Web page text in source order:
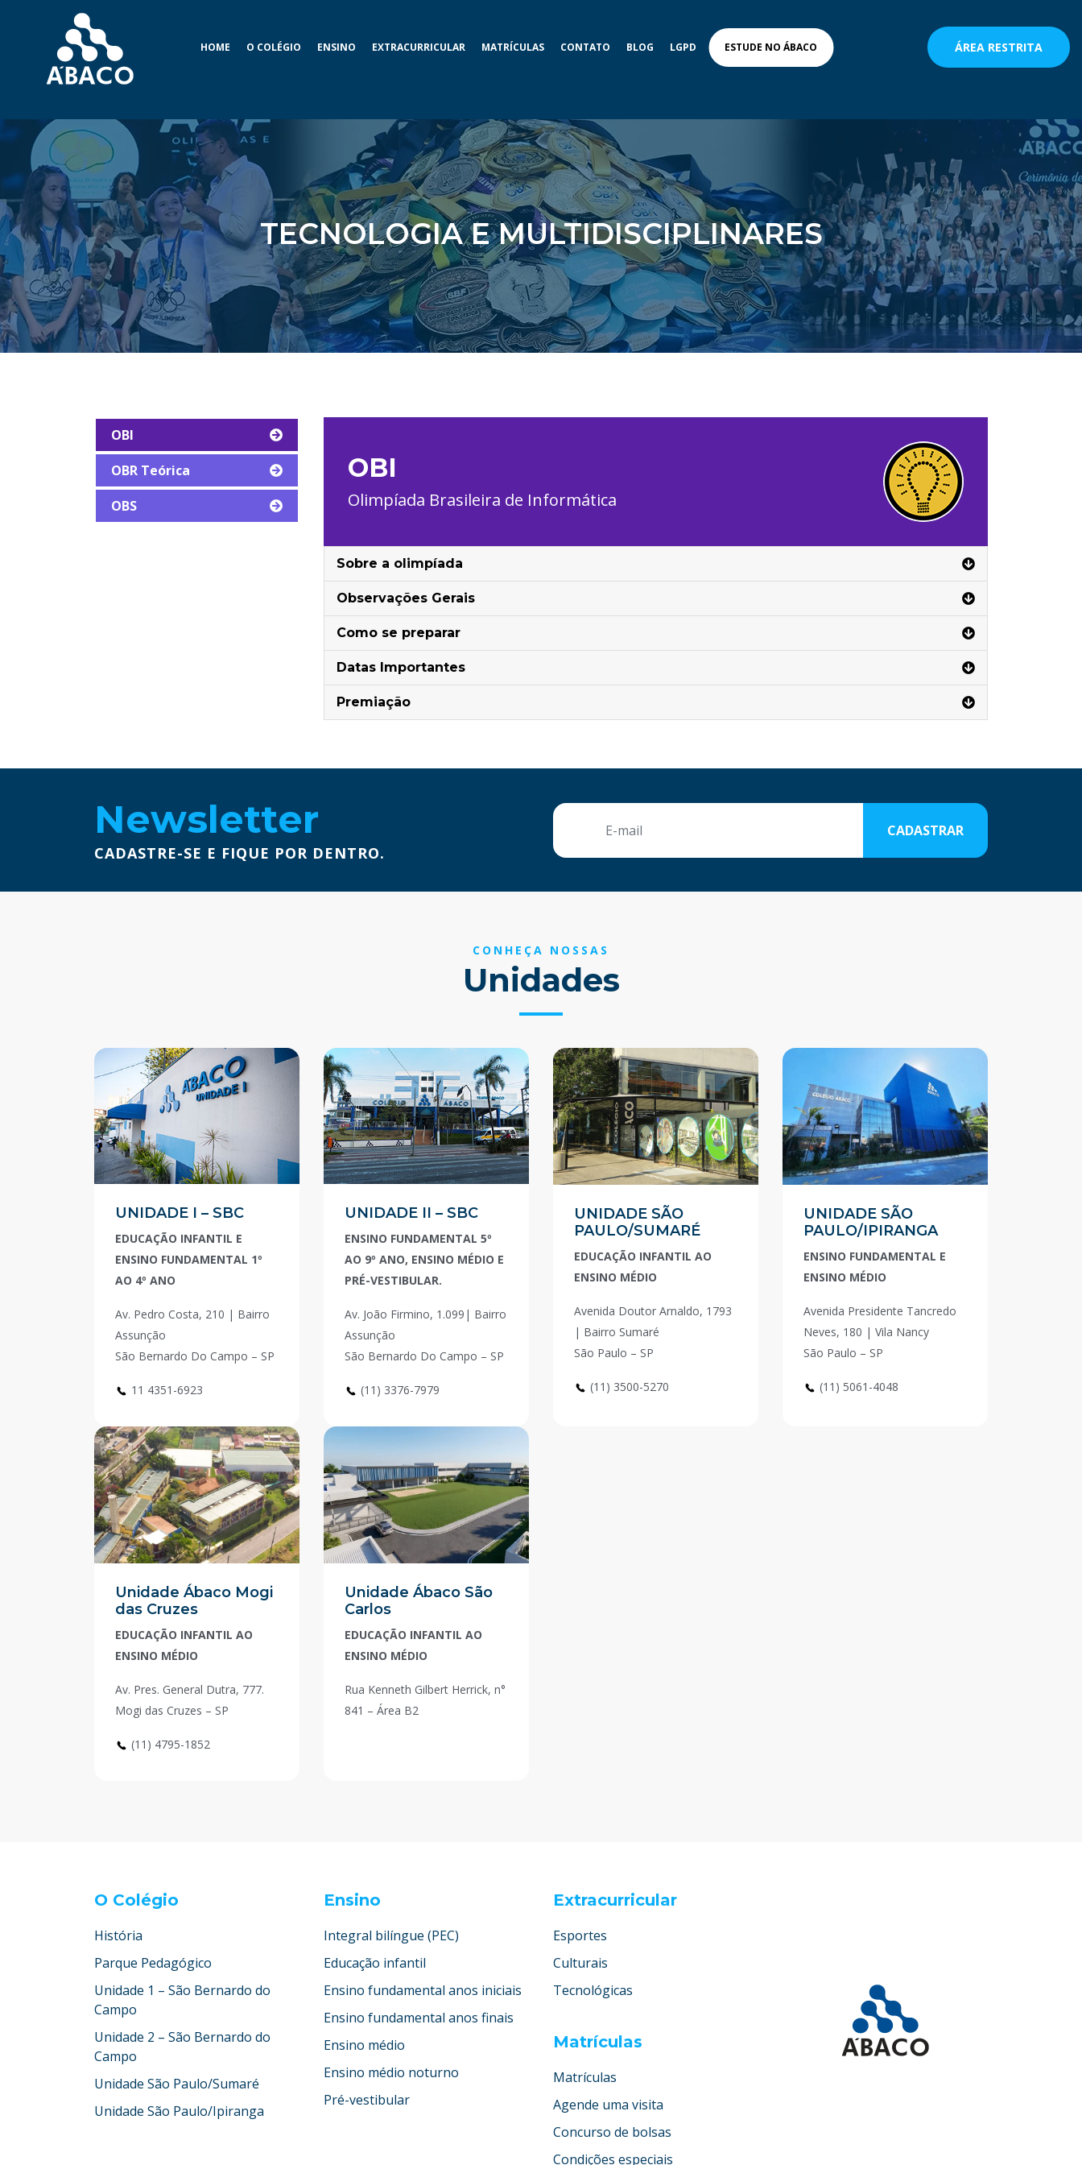
HOME O COLÉGIO ENSINO EXTRACURRICULAR MATRÍCULAS CONTATO BLOG LGPD ESTUDE NO ÁBACO ÁREA RESTRITA
TECNOLOGIA E MULTIDISCIPLINARES
OBI
OBR Teórica
OBS
OBI
Olimpíada Brasileira de Informática
Sobre a olimpíada
Observações Gerais
Como se preparar
Datas Importantes
Premiação
Newsletter
CADASTRE-SE E FIQUE POR DENTRO.
CADASTRAR
CONHEÇA NOSSAS
Unidades
UNIDADE I – SBC
EDUCAÇÃO INFANTIL E
ENSINO FUNDAMENTAL 1º
AO 4º ANO
Av. Pedro Costa, 210 | Bairro
Assunção
São Bernardo Do Campo – SP
11 4351-6923
UNIDADE II – SBC
ENSINO FUNDAMENTAL 5º
AO 9º ANO, ENSINO MÉDIO E
PRÉ-VESTIBULAR.
Av. João Firmino, 1.099| Bairro
Assunção
São Bernardo Do Campo – SP
(11) 3376-7979
UNIDADE SÃO
PAULO/SUMARÉ
EDUCAÇÃO INFANTIL AO
ENSINO MÉDIO
Avenida Doutor Arnaldo, 1793
| Bairro Sumaré
São Paulo – SP
(11) 3500-5270
UNIDADE SÃO
PAULO/IPIRANGA
ENSINO FUNDAMENTAL E
ENSINO MÉDIO
Avenida Presidente Tancredo
Neves, 180 | Vila Nancy
São Paulo – SP
(11) 5061-4048
Unidade Ábaco Mogi
das Cruzes
EDUCAÇÃO INFANTIL AO
ENSINO MÉDIO
Av. Pres. General Dutra, 777.
Mogi das Cruzes – SP
(11) 4795-1852
Unidade Ábaco São
Carlos
EDUCAÇÃO INFANTIL AO
ENSINO MÉDIO
Rua Kenneth Gilbert Herrick, n°
841 – Área B2
O Colégio
História
Parque Pedagógico
Unidade 1 – São Bernardo do
Campo
Unidade 2 – São Bernardo do
Campo
Unidade São Paulo/Sumaré
Unidade São Paulo/Ipiranga
Ensino
Integral bilíngue (PEC)
Educação infantil
Ensino fundamental anos iniciais
Ensino fundamental anos finais
Ensino médio
Ensino médio noturno
Pré-vestibular
Extracurricular
Esportes
Culturais
Tecnológicas
Matrículas
Matrículas
Agende uma visita
Concurso de bolsas
Condições especiais